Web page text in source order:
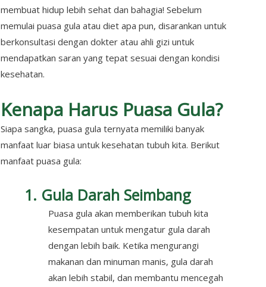
membuat hidup lebih sehat dan bahagia! Sebelum
memulai puasa gula atau diet apa pun, disarankan untuk
berkonsultasi dengan dokter atau ahli gizi untuk
mendapatkan saran yang tepat sesuai dengan kondisi
kesehatan.
Kenapa Harus Puasa Gula?
Siapa sangka, puasa gula ternyata memiliki banyak
manfaat luar biasa untuk kesehatan tubuh kita. Berikut
manfaat puasa gula:
1. Gula Darah Seimbang
Puasa gula akan memberikan tubuh kita
kesempatan untuk mengatur gula darah
dengan lebih baik. Ketika mengurangi
makanan dan minuman manis, gula darah
akan lebih stabil, dan membantu mencegah